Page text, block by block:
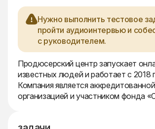
Нужно выполнить тестовое
пройти аудиоинтервью и
с руководителем.
Продюсерский центр запускает
известных людей и работает с 2018
Компания является
организацией и участником фонда